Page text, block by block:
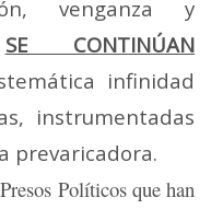
venganza y
SE CONTINÚAN
infinidad
instrumentadas
prevaricadora.
Políticos que han